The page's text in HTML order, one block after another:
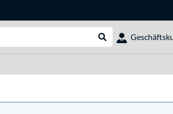
Suche durchführen